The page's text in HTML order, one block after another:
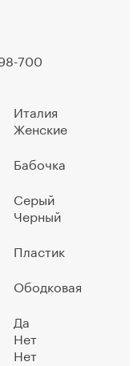
700
Италия
Женские
Бабочка
Серый
Черный
Пластик
Ободковая
Да
Нет
Нет